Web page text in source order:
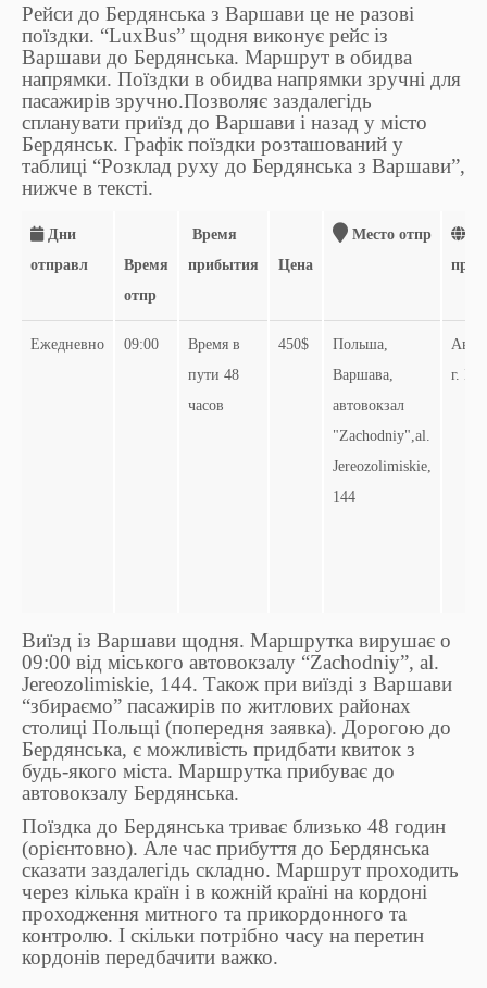
Рейси до Бердянська з Варшави це не разові
поїздки. “LuxBus” щодня виконує рейс із
Варшави до Бердянська. Маршрут в обидва
напрямки. Поїздки в обидва напрямки зручні для
пасажирів зручно.Позволяє заздалегідь
спланувати приїзд до Варшави і назад у місто
Бердянськ. Графік поїздки розташований у
таблиці “Розклад руху до Бердянська з Варшави”,
нижче в тексті.
Дни
отправл
Время
отпр
Время
прибытия
Цена
Место отпр
Ежедневно 09:00
Время в
пути 48
часов
450$
Польша,
Варшава,
автовокзал
"Zachodniy",al.
Jereozolimiskie,
144
г.
Виїзд із Варшави щодня. Маршрутка вирушає о
09:00 від міського автовокзалу “Zachodniy”, al.
Jereozolimiskie, 144. Також при виїзді з Варшави
“збираємо” пасажирів по житлових районах
столиці Польщі (попередня заявка). Дорогою до
Бердянська, є можливість придбати квиток з
будь-якого міста. Маршрутка прибуває до
автовокзалу Бердянська.
Поїздка до Бердянська триває близько 48 годин
(орієнтовно). Але час прибуття до Бердянська
сказати заздалегідь складно. Маршрут проходить
через кілька країн і в кожній країні на кордоні
проходження митного та прикордонного та
контролю. І скільки потрібно часу на перетин
кордонів передбачити важко.